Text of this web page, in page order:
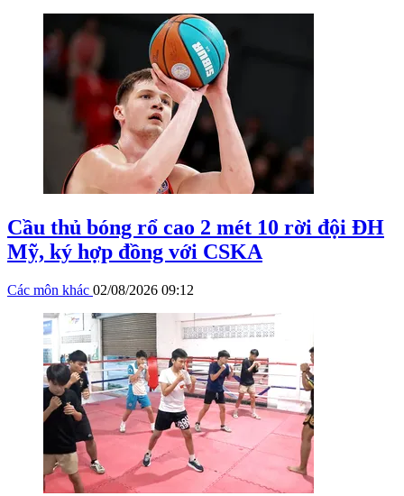
Cầu thủ bóng rổ cao 2 mét 10 rời đội ĐH
Mỹ, ký hợp đồng với CSKA
Các môn khác 02/08/2026 09:12